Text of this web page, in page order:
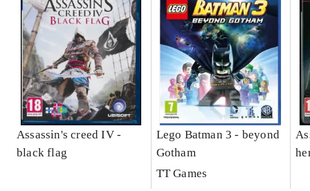
Assassin's creed IV -
black flag
Lego Batman 3 - beyond
Gotham
TT Games